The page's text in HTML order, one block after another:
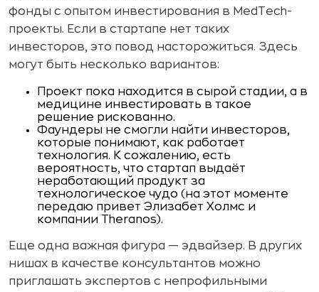
фонды с опытом инвестирования в MedTech-
проекты. Если в стартапе нет таких
инвесторов, это повод насторожиться. Здесь
могут быть несколько вариантов:
Проект пока находится в сырой стадии, а в
медицине инвестировать в такое
решение рискованно.
Фаундеры не смогли найти инвесторов,
которые понимают, как работает
технология. К сожалению, есть
вероятность, что стартап выдаёт
неработающий продукт за
технологическое чудо (на этот моменте
передаю привет Элизабет Холмс и
компании Theranos).
Еще одна важная фигура — эдвайзер. В других
нишах в качестве консультантов можно
приглашать экспертов с непрофильными